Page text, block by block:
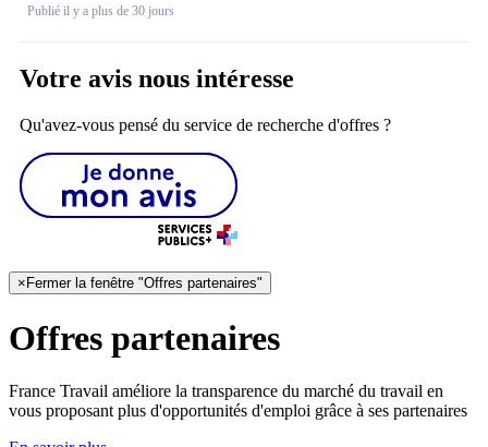
Publié il y a plus de 30 jours
Votre avis nous intéresse
Qu'avez-vous pensé du service de recherche d'offres ?
× Fermer la fenêtre "Offres partenaires"
Offres partenaires
France Travail améliore la transparence du marché du travail en
vous proposant plus d'opportunités d'emploi grâce à ses partenaires